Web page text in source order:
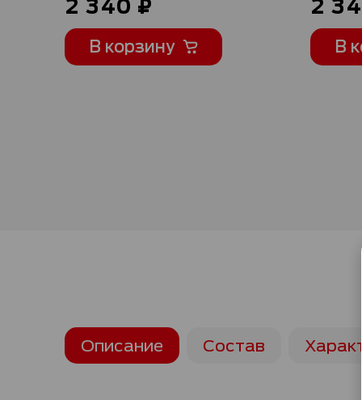
В корзину В
Описание Состав